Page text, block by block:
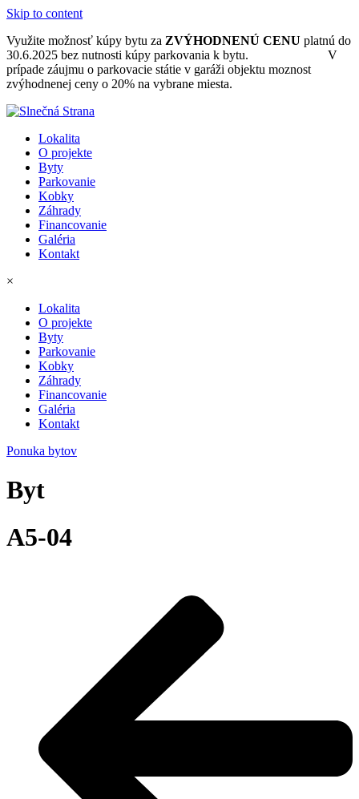
Skip to content
Využite možnosť kúpy bytu za ZVÝHODNENÚ CENU platnú do
30.6.2025 bez nutnosti kúpy parkovania k bytu.
V
prípade záujmu o parkovacie státie v garáži objektu moznost
zvýhodnenej ceny o 20% na vybrane miesta.
Lokalita
O projekte
Byty
Parkovanie
Kobky
Záhrady
Financovanie
Galéria
Kontakt
×
Lokalita
O projekte
Byty
Parkovanie
Kobky
Záhrady
Financovanie
Galéria
Kontakt
Ponuka bytov
Byt
A5-04